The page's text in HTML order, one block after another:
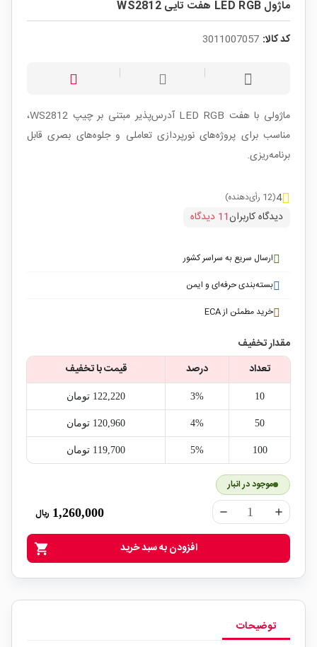
ماژول LED RGB هفت تایی WS2812
کد کالا: 3011007057
ماژولی با هفت LED RGB آدرس‌پذیر مبتنی بر چیپ WS2812،
مناسب برای پروژه‌های نورپردازی تعاملی و جلوه‌های بصری قابل
برنامه‌ریزی.
4(12 رأی‌دهنده)
دیدگاه کاربران11 دیدگاه
ارسال سریع به سراسر کشور
بسته‌بندی حرفه‌ای و ایمن
خرید مطمئن از ECA
مقدار تخفیف
تعداد
درصد قیمت با تخفیف
10
3% 122,220‎ تومان
50
4% 120,960‎ تومان
100
5% 119,700‎ تومان
موجود در انبار
remove add
1,260,000 ریال
shopping_cart افزودن به سبد خرید
توضیحات